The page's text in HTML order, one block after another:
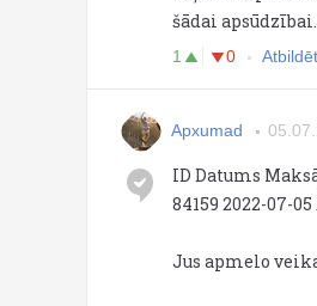
šādai
1 0 Atbildēt
Apxumad
ID Datums
84159 2022-07-
Jus apmelo